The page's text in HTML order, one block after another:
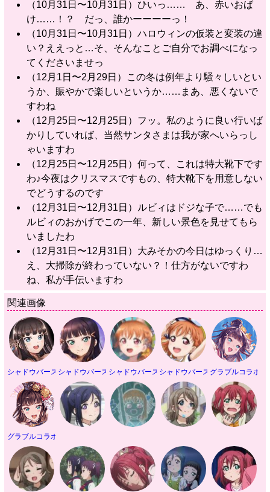
（10月31日〜10月31日）ひいっ…… あ、赤いおば
け……！？ だっ、誰かーーーーっ！
（10月31日〜10月31日）ハロウィンの仮装と変装の違
い？ええっと…そ、そんなことご自分でお調べになっ
てくださいませっ
（12月1日〜2月29日）この冬は例年より騒々しいとい
うか、賑やかで楽しいというか……まあ、悪くないで
すわね
（12月25日〜12月25日）フッ。私のように良い行いば
かりしていれば、当然サンタさまは我が家へいらっし
ゃいますわ
（12月25日〜12月25日）何って、これは特大靴下です
わ♪今夜はクリスマスですもの、特大靴下を用意しない
でどうするのです
（12月31日〜12月31日）ルビィはドジな子で……でも
ルビィのおかげでこの一年、新しい景色を見せてもら
いましたわ
（12月31日〜12月31日）大みそかの今日はゆっくり…
え、大掃除が終わっていない？！仕方がないですわ
ね、私が手伝いますわ
関連画像
シャドウバースコラボシャドウバースコラボシャドウバースコラボシャドウバースコラボグラブルコラボ
グラブルコラボ